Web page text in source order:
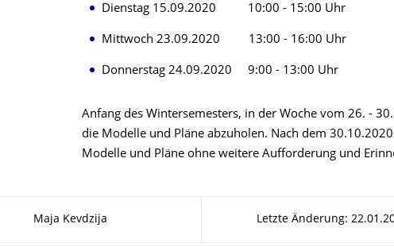
Dienstag 15.09.2020 10:00 - 15:00 Uhr
Mittwoch 23.09.2020 13:00 - 16:00 Uhr
Donnerstag 24.09.2020 9:00 - 13:00 Uhr
Anfang des Wintersemesters, in der Woche vom 26. -
die Modelle und Pläne abzuholen. Nach dem
Modelle und Pläne ohne weitere Aufforderung und
Maja Kevdzija Letzte Änderung: